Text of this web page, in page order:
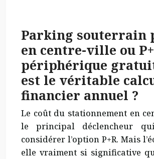
Parking souterrain
en centre-ville ou
périphérique
est le véritable
financier annuel ?
Le coût du stationnement en
le principal déclencheur
considérer l’option P+R. Mais
elle vraiment si significative